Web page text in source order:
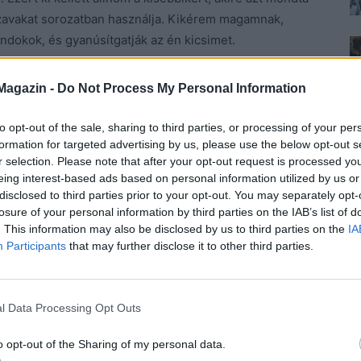
- Do Not Process My Personal Information
opt-out of the sale, sharing to third parties, or processing of your
for targeted advertising by us, please use the below opt-out
selection. Please note that after your opt-out request is processed
interest-based ads based on personal information utilized by us
to third parties prior to your opt-out. You may separately
of your personal information by third parties on the IAB’s list of
This information may also be disclosed by us to third parties on the
Participants that may further disclose it to other third parties.
Data Processing Opt Outs
opt-out of the Sharing of my personal data.
sorozatban használja. Kikérem magamnak,
és gyanúsítgatják az én kicsimet.
az a Mira nevű állította, akinek eltűnt a tolltartójából
van, ami nem jelenti azt, hogy ő vette el.
a tanító néninek. Az én gyerekem nem robot,
is unalmas, pláne tollal. Persze, hogy könnyedén
is jár. Be van táblázva a napja, de imádja mind. Este
ágyba kerül. Addig tévézhet, mert valahogy ki
Majd köszönnek, ha akarnak, amikor eljön az
nem tolakodóak vagy szemtelenek. Az enyémek
Zalán szája büdös, meg otthon olyan filmeket
zombi meg szex, de hogy lehetne ezt eltiltani
Vicces nő.